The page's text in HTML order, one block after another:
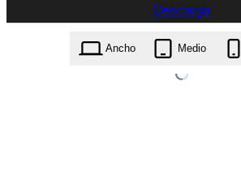
Descarga
blossom-pretty.1.0.9.zip
Ancho
Medio